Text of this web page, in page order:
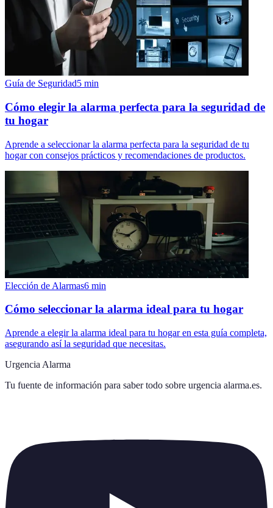
Guía de Seguridad5 min
Cómo elegir la alarma perfecta para la seguridad de
tu hogar
Aprende a seleccionar la alarma perfecta para la seguridad de tu
hogar con consejos prácticos y recomendaciones de productos.
Elección de Alarmas6 min
Cómo seleccionar la alarma ideal para tu hogar
Aprende a elegir la alarma ideal para tu hogar en esta guía completa,
asegurando así la seguridad que necesitas.
Urgencia Alarma
Tu fuente de información para saber todo sobre urgencia alarma.es.